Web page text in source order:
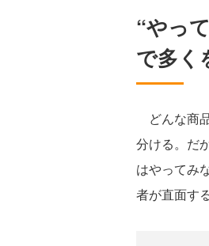
“やっ
で多く
どんな商
分ける。だ
はやってみ
者が直面す